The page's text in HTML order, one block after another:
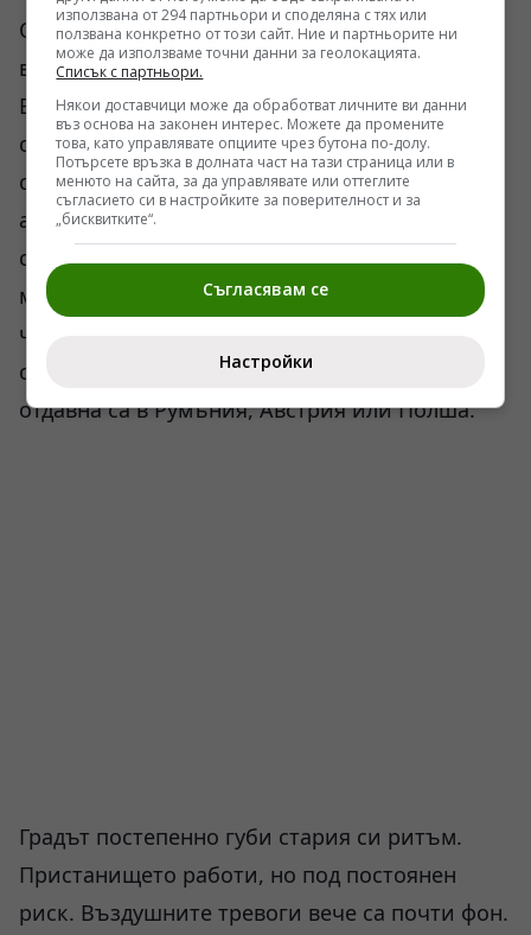
Особено ако Европа реши да увеличи
военните доставки.
В самата Одеса междувременно атмосферата
става все по-нервна. Украински канали
съобщават за изнасяне на архиви и част от
администрацията към вътрешността на
страната. Няма официално потвърждение за
масова евакуация. Но движението на
чиновници и бизнес структури е трудно за
скриване. Част от богатите семейства вече
отдавна са в Румъния, Австрия или Полша.
Градът постепенно губи стария си ритъм.
Пристанището работи, но под постоянен
риск. Въздушните тревоги вече са почти фон.
използвана от 294 партньори и споделяна с тях или
ползвана конкретно от този сайт. Ние и партньорите ни
може да използваме точни данни за геолокацията.
Списък с партньори.
Някои доставчици може да обработват личните ви данни
въз основа на законен интерес. Можете да промените
това, като управлявате опциите чрез бутона по-долу.
Потърсете връзка в долната част на тази страница или в
менюто на сайта, за да управлявате или оттеглите
съгласието си в настройките за поверителност и за
„бисквитките“.
Съгласявам се
Настройки